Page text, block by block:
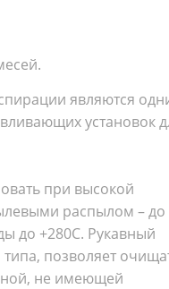
являются
установок
при высокой
распылом – до
до +280С. Рукавный
позволяет
не имеющей